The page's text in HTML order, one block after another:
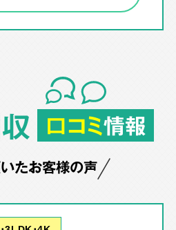
口コミ情報
たお客様の声